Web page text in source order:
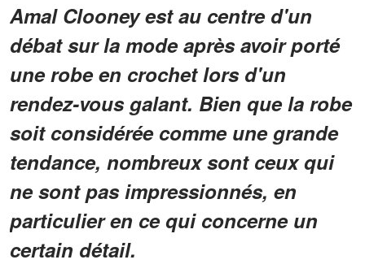
Amal Clooney est au centre d'un
débat sur la mode après avoir porté
une robe en crochet lors d'un
rendez-vous galant. Bien que la robe
soit considérée comme une grande
tendance, nombreux sont ceux qui
ne sont pas impressionnés, en
particulier en ce qui concerne un
certain détail.